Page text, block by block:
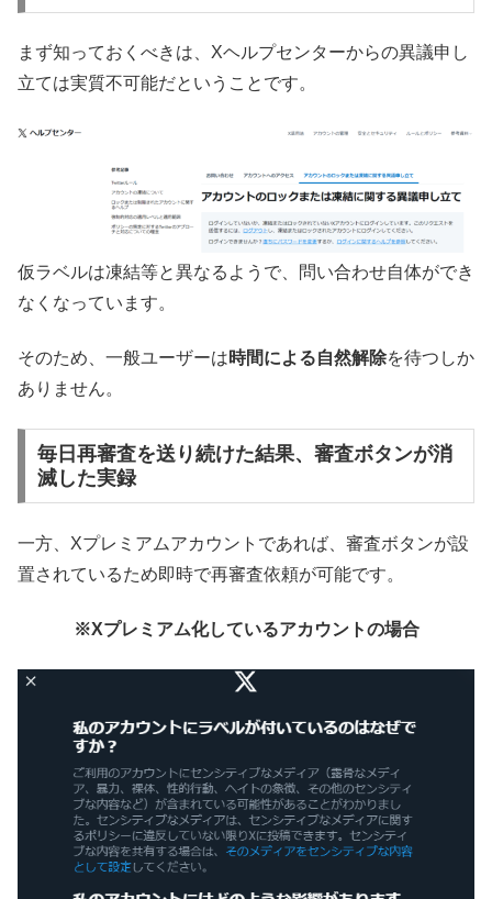
まず知っておくべきは、Xヘルプセンターからの異議申し
立ては実質不可能だということです。
仮ラベルは凍結等と異なるようで、問い合わせ自体ができ
なくなっています。
そのため、一般ユーザーは時間による自然解除を待つしか
ありません。
毎日再審査を送り続けた結果、審査ボタンが消
滅した実録
一方、Xプレミアムアカウントであれば、審査ボタンが設
置されているため即時で再審査依頼が可能です。
※Xプレミアム化しているアカウントの場合